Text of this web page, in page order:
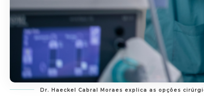
Dr. Haeckel Cabral Moraes explica as opções